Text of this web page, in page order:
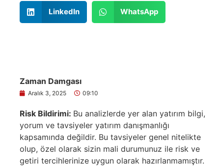
LinkedIn WhatsApp
Zaman Damgası
Aralık 3, 2025 09:10
Risk Bildirimi: Bu analizlerde yer alan yatırım bilgi,
yorum ve tavsiyeler yatırım danışmanlığı
kapsamında değildir. Bu tavsiyeler genel nitelikte
olup, özel olarak sizin mali durumunuz ile risk ve
getiri tercihlerinize uygun olarak hazırlanmamıştır.